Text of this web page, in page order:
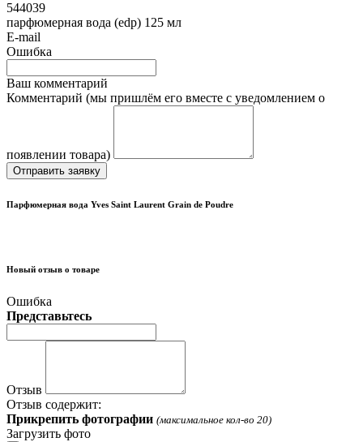
544039
парфюмерная вода (edp) 125 мл
E-mail
Ошибка
Ваш комментарий
Комментарий (мы пришлём его вместе с уведомлением о
появлении товара)
Отправить заявку
Парфюмерная вода Yves Saint Laurent Grain de Poudre
Новый отзыв о товаре
Ошибка
Представьтесь
Отзыв
Отзыв содержит:
Прикрепить фотографии (максимальное кол-во 20)
Загрузить фото